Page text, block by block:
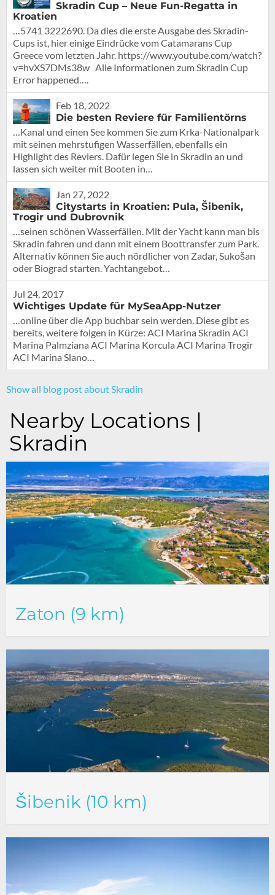
Skradin Cup – Neue Fun-Regatta in
Kroatien
…5741 3222690. Da dies die erste Ausgabe des Skradin-
Cups ist, hier einige Eindrücke vom Catamarans Cup
Greece vom letzten Jahr. https://www.youtube.com/watch?
v=hvXS7DMs38w Alle Informationen zum Skradin Cup
Error happened….
Feb 18, 2022
Die besten Reviere für Familientörns
…Kanal und einen See kommen Sie zum Krka-Nationalpark
mit seinen mehrstufigen Wasserfällen, ebenfalls ein
Highlight des Reviers. Dafür legen Sie in Skradin an und
lassen sich weiter mit Booten in…
Jan 27, 2022
Citystarts in Kroatien: Pula, Šibenik,
Trogir und Dubrovnik
…seinen schönen Wasserfällen. Mit der Yacht kann man bis
Skradin fahren und dann mit einem Boottransfer zum Park.
Alternativ können Sie auch nördlicher von Zadar, Sukošan
oder Biograd starten. Yachtangebot…
Jul 24, 2017
Wichtiges Update für MySeaApp-Nutzer
…online über die App buchbar sein werden. Diese gibt es
bereits, weitere folgen in Kürze: ACI Marina Skradin ACI
Marina Palmziana ACI Marina Korcula ACI Marina Trogir
ACI Marina Slano…
Show all blog post about Skradin
Nearby Locations |
Skradin
Zaton (9 km)
Šibenik (10 km)